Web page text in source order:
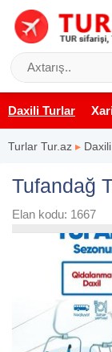
Daxili Turlar
Turlar Tur.az ▸
Tufandağ
Elan kodu: 1667